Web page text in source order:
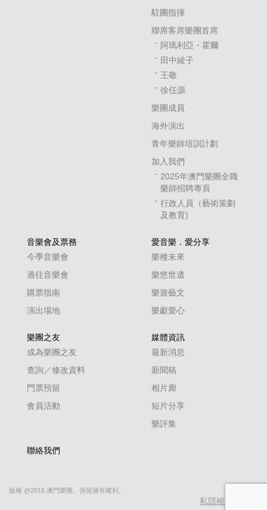
駐團指揮
聯席客席樂團首席
阿瑪利亞・霍爾
田中綾子
王敬
徐任源
樂團成員
海外演出
青年樂師培訓計劃
加入我們
2025年澳門樂團全職
樂師招聘專頁
行政人員（藝術策劃
及教育)
音樂會及票務
今季音樂會
過往音樂會
購票指南
演出場地
愛音樂．愛分享
樂種未來
樂悠世遺
樂遊藝文
樂獻愛心
樂團之友
成為樂團之友
查詢／修改資料
門票預留
會員活動
媒體資訊
最新消息
新聞稿
相片廊
短片分享
樂評集
聯絡我們
版權 @2016 澳門樂團。保留擁有權利。
私隱權保護政策